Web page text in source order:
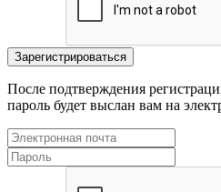
После подтверждения
пароль будет выслан вам на